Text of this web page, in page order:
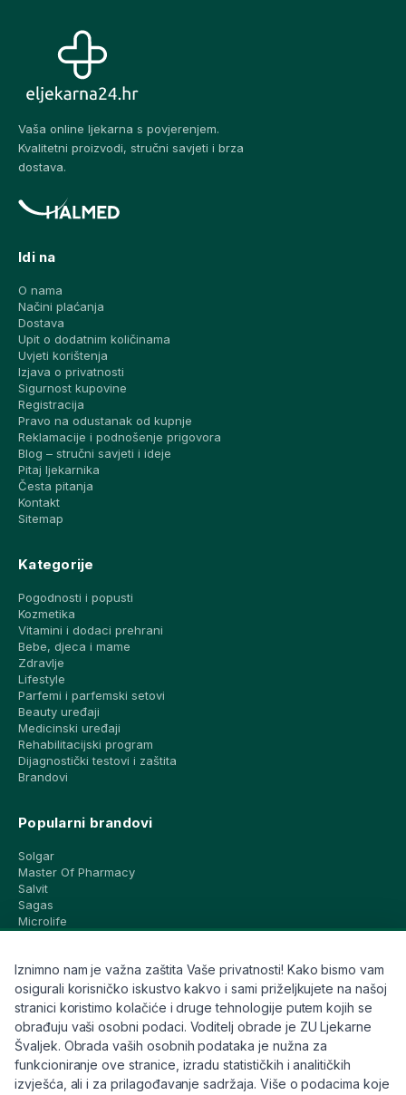
Vaša online ljekarna s povjerenjem.
Kvalitetni proizvodi, stručni savjeti i brza
dostava.
Idi na
O nama
Načini plaćanja
Dostava
Upit o dodatnim količinama
Uvjeti korištenja
Izjava o privatnosti
Sigurnost kupovine
Registracija
Pravo na odustanak od kupnje
Reklamacije i podnošenje prigovora
Blog – stručni savjeti i ideje
Pitaj ljekarnika
Česta pitanja
Kontakt
Sitemap
Kategorije
Pogodnosti i popusti
Kozmetika
Vitamini i dodaci prehrani
Bebe, djeca i mame
Zdravlje
Lifestyle
Parfemi i parfemski setovi
Beauty uređaji
Medicinski uređaji
Rehabilitacijski program
Dijagnostički testovi i zaštita
Brandovi
Popularni brandovi
Solgar
Master Of Pharmacy
Salvit
Sagas
Microlife
CeraVe
Eucerin
Avene
Bioderma
Svi brandovi
Info
Iznimno nam je važna zaštita Vaše privatnosti! Kako bismo vam
osigurali korisničko iskustvo kakvo i sami priželjkujete na našoj
stranici koristimo kolačiće i druge tehnologije putem kojih se
obrađuju vaši osobni podaci. Voditelj obrade je ZU Ljekarne
Švaljek. Obrada vaših osobnih podataka je nužna za
funkcioniranje ove stranice, izradu statističkih i analitičkih
izvješća, ali i za prilagođavanje sadržaja. Više o podacima koje